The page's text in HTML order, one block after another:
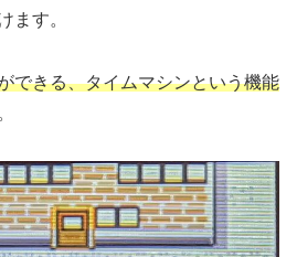
ます。
できる、タイムマシンという機能